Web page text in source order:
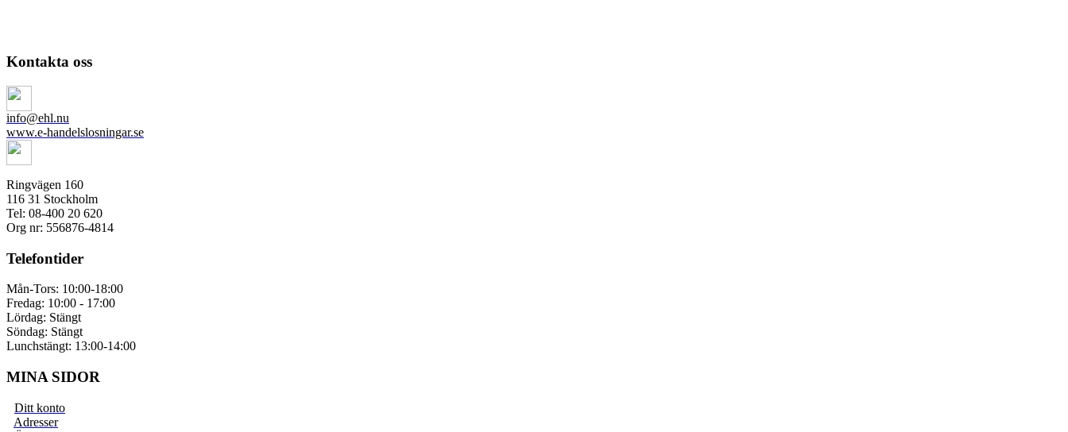
Kontakta oss
info@ehl.nu
www.e-handelslosningar.se
Ringvägen 160
116 31 Stockholm
Tel: 08-400 20 620
Org nr: 556876-4814
Telefontider
Mån-Tors: 10:00-18:00
Fredag: 10:00 - 17:00
Lördag: Stängt
Söndag: Stängt
Lunchstängt: 13:00-14:00
MINA SIDOR
Ditt konto
Adresser